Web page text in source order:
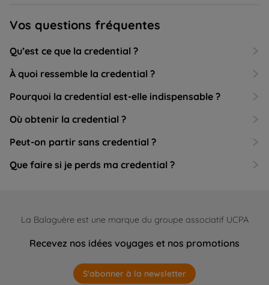
Vos questions fréquentes
Qu’est ce que la credential ?
À quoi ressemble la credential ?
Pourquoi la credential est-elle indispensable ?
Où obtenir la credential ?
Peut-on partir sans credential ?
Que faire si je perds ma credential ?
La Balaguère est une marque du groupe associatif UCPA
Recevez nos idées voyages et nos promotions
S'abonner à la newsletter